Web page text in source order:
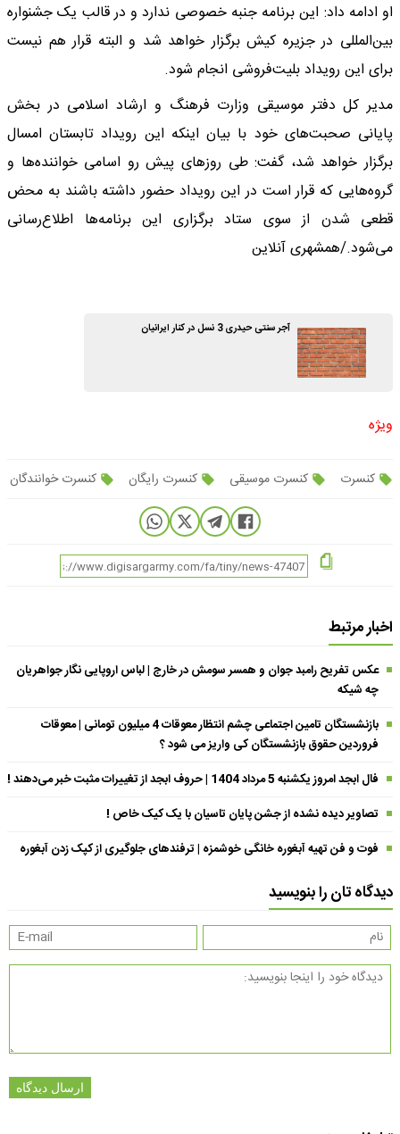
او ادامه داد: این برنامه جنبه خصوصی ندارد و در قالب یک جشنواره
بین‌المللی در جزیره کیش برگزار خواهد شد و البته قرار هم نیست
برای این رویداد بلیت‌فروشی انجام شود.
مدیر کل دفتر موسیقی وزارت فرهنگ و ارشاد اسلامی در بخش
پایانی صحبت‌های خود با بیان اینکه این رویداد تابستان امسال
برگزار خواهد شد، گفت: طی روزهای پیش رو اسامی خواننده‌ها و
گروه‌هایی که قرار است در این رویداد حضور داشته باشند به محض
قطعی شدن از سوی ستاد برگزاری این برنامه‌ها اطلاع‌رسانی
می‌شود./همشهری آنلاین
آجر سنتی حیدری 3 نسل در کنار ایرانیان
ویژه
کنسرت کنسرت موسیقی کنسرت رایگان کنسرت خوانندگان
اخبار مرتبط
عکس تفریح رامبد جوان و همسر سومش در خارج | لباس اروپایی نگار جواهریان
چه شیکه
بازنشستگان تامین اجتماعی چشم انتظار معوقات 4 میلیون تومانی | معوقات
فروردین حقوق بازنشستگان کی واریز می شود ؟
فال ابجد امروز یکشنبه 5 مرداد 1404 | حروف ابجد از تغییرات مثبت خبر می‌دهند !
تصاویر دیده نشده از جشن پایان تاسیان با یک کیک خاص !
فوت و فن تهیه آبغوره خانگی خوشمزه | ترفندهای جلوگیری از کپک زدن آبغوره
دیدگاه تان را بنویسید
ارسال دیدگاه